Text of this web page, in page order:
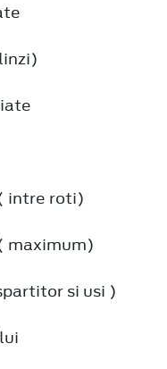
intre roti)
maximum)
si usi )